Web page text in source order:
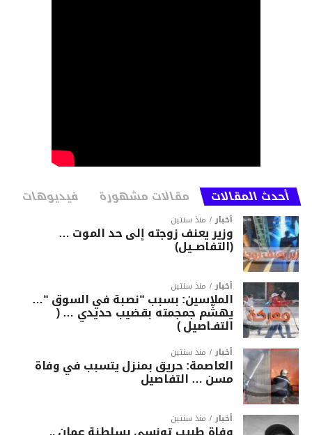
أحدث المقالات مقالات مشهورة فيديوهات
أخبار منذ سنتين
وزير يعنف زوجته إلى حد الموت …
(التفاصــيل)
أخبار منذ سنتين
الملاسين: بسبب “نصبة في السوق “…
يهشّم جمجمته بقضيب حديدي … (
التفـاصيل )
أخبار منذ سنتين
العاصمة: حريق بمنزل يتسبب في وفاة
مسن … التفاصيل
أخبار منذ سنتين